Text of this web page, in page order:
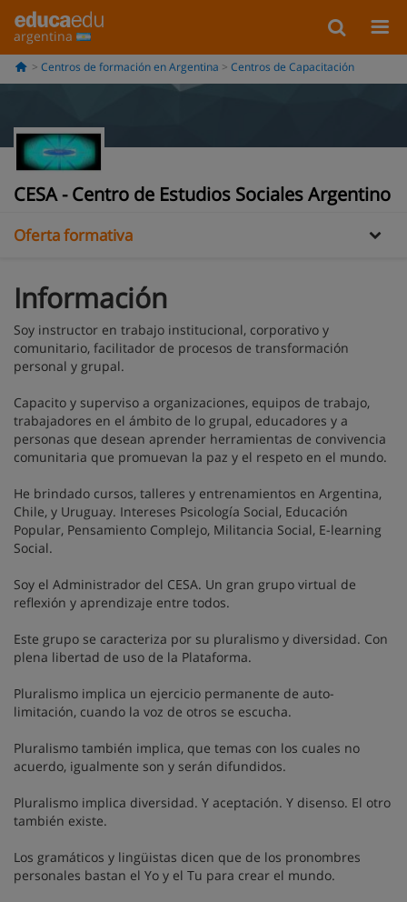
argentina
Centros de formación en Argentina Centros de Capacitación
CESA - Centro de Estudios Sociales Argentino
Información
Galería
Oferta formativa
Información
Soy instructor en trabajo institucional, corporativo y
comunitario, facilitador de procesos de transformación
personal y grupal.
Capacito y superviso a organizaciones, equipos de trabajo,
trabajadores en el ámbito de lo grupal, educadores y a
personas que desean aprender herramientas de convivencia
comunitaria que promuevan la paz y el respeto en el mundo.
He brindado cursos, talleres y entrenamientos en Argentina,
Chile, y Uruguay. Intereses Psicología Social, Educación
Popular, Pensamiento Complejo, Militancia Social, E-learning
Social.
Soy el Administrador del CESA. Un gran grupo virtual de
reflexión y aprendizaje entre todos.
Este grupo se caracteriza por su pluralismo y diversidad. Con
plena libertad de uso de la Plataforma.
Pluralismo implica un ejercicio permanente de auto-
limitación, cuando la voz de otros se escucha.
Pluralismo también implica, que temas con los cuales no
acuerdo, igualmente son y serán difundidos.
Pluralismo implica diversidad. Y aceptación. Y disenso. El otro
también existe.
Los gramáticos y lingüistas dicen que de los pronombres
personales bastan el Yo y el Tu para crear el mundo.